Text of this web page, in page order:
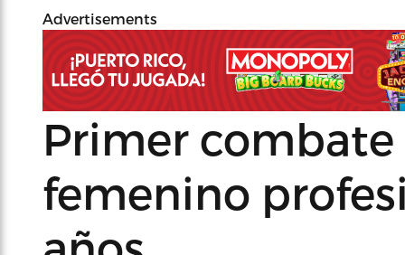
Advertisements
Primer combate
femenino